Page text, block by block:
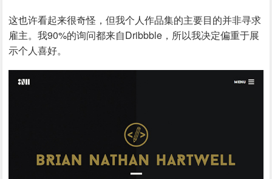
这也许看起来很奇怪，但我个人作品集的主要目的并非寻求
雇主。我90%的询问都来自Dribbble，所以我决定偏重于展
示个人喜好。